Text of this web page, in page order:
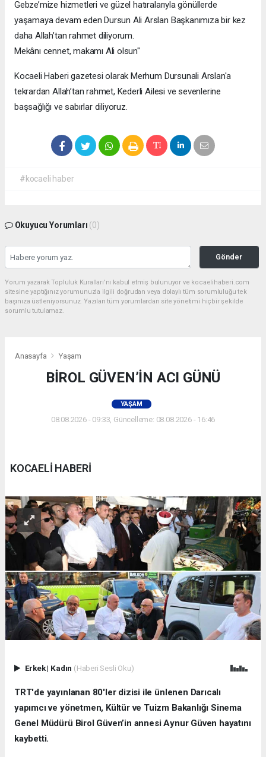
Gebze’mize hizmetleri ve güzel hatıralarıyla gönüllerde
yaşamaya devam eden Dursun Ali Arslan Başkanımıza bir kez
daha Allah’tan rahmet diliyorum.
Mekânı cennet, makamı Ali olsun"
Kocaeli Haberi gazetesi olarak Merhum Dursunali Arslan'a
tekrardan Allah’tan rahmet, Kederli Ailesi ve sevenlerine
başsağlığı ve sabırlar diliyoruz.
#kocaeli haber
Okuyucu Yorumları (0)
Gönder
Yorum yazarak Topluluk Kuralları’nı kabul etmiş bulunuyor ve kocaelihaberi.com
sitesine yaptığınız yorumunuzla ilgili doğrudan veya dolaylı tüm sorumluluğu tek
başınıza üstleniyorsunuz. Yazılan tüm yorumlardan site yönetimi hiçbir şekilde
sorumlu tutulamaz.
Anasayfa Yaşam
BİROL GÜVEN’İN ACI GÜNÜ
YAŞAM
08.08.2026 - 09:33, Güncelleme: 08.08.2026 - 16:46
KOCAELİ HABERİ
Erkek| Kadın (Haberi Sesli Oku)
TRT'de yayınlanan 80'ler dizisi ile ünlenen Darıcalı
yapımcı ve yönetmen, Kültür ve Tuizm Bakanlığı Sinema
Genel Müdürü Birol Güven’in annesi Aynur Güven hayatını
kaybetti.